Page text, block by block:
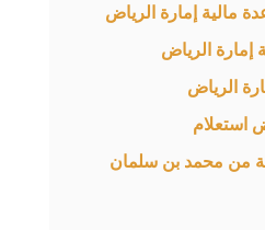
إمارة الرياض
إمارة الرياض
الرياض
استعلام
من محمد بن سلمان